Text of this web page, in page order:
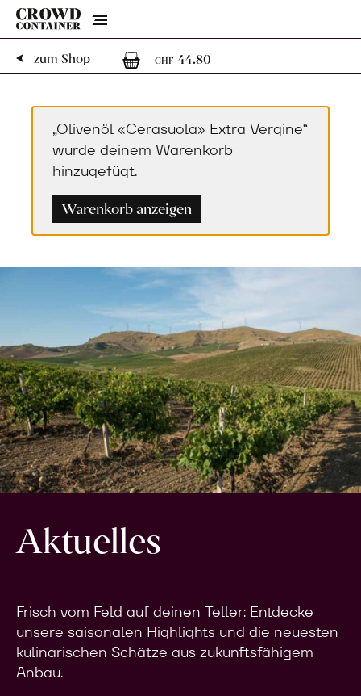
Menu
zum Shop
CHF 44.80
„Olivenöl «Cerasuola» Extra Vergine“
wurde deinem Warenkorb
hinzugefügt.
Warenkorb anzeigen
Aktuelles
Frisch vom Feld auf deinen Teller: Entdecke
unsere saisonalen Highlights und die neuesten
kulinarischen Schätze aus zukunftsfähigem
Anbau.